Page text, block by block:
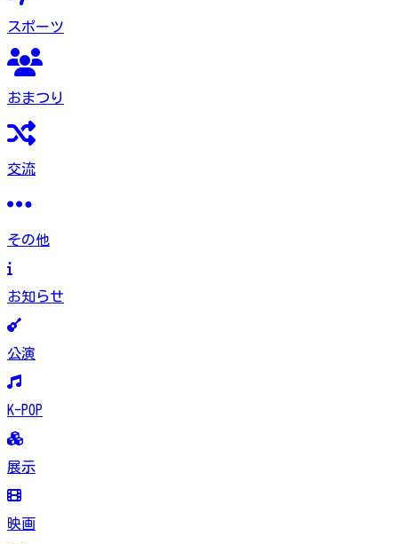
スポーツ
おまつり
交流
その他
お知らせ
公演
K-POP
展示
映画